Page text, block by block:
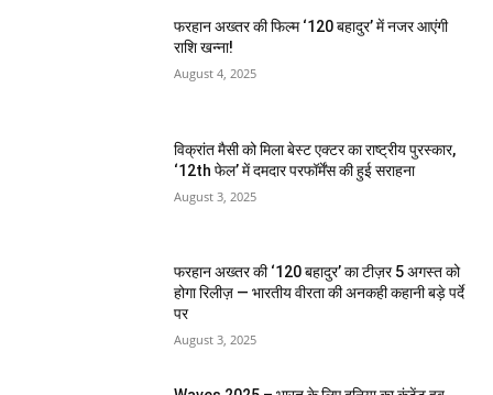
फरहान अख्तर की फिल्म ‘120 बहादुर’ में नजर आएंगी
राशि खन्ना!
August 4, 2025
विक्रांत मैसी को मिला बेस्ट एक्टर का राष्ट्रीय पुरस्कार,
‘12th फेल’ में दमदार परफॉर्मेंस की हुई सराहना
August 3, 2025
फरहान अख्तर की ‘120 बहादुर’ का टीज़र 5 अगस्त को
होगा रिलीज़ — भारतीय वीरता की अनकही कहानी बड़े पर्दे
पर
August 3, 2025